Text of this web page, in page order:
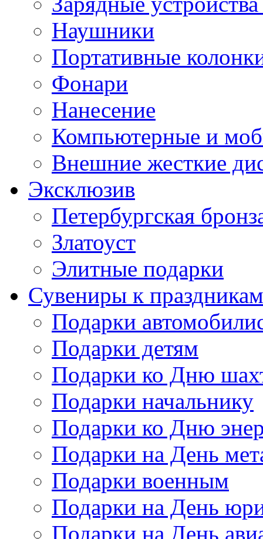
Наушники
Портативные
Фонари
Нанесение
Компьютерные и
Внешние жесткие
Эксклюзив
Петербургская
Златоуст
Элитные подарки
Сувениры к праздникам
Подарки
Подарки детям
Подарки ко Дню
Подарки начальнику
Подарки ко Дню
Подарки на День
Подарки военным
Подарки на День
Подарки на День